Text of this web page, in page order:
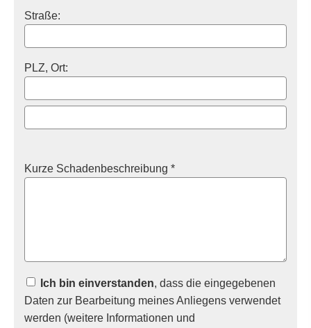
Straße:
PLZ, Ort:
Kurze Schadenbeschreibung *
Ich bin einverstanden, dass die eingegebenen
Daten zur Bearbeitung meines Anliegens verwendet
werden (weitere Informationen und